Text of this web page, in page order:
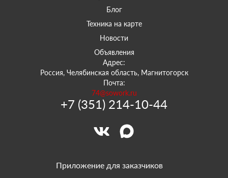
Блог
Техника на карте
Новости
Объявления
Адрес:
Россия, Челябинская область, Магнитогорск
Почта:
74@sowork.ru
+7 (351) 214-10-44
Приложение для заказчиков